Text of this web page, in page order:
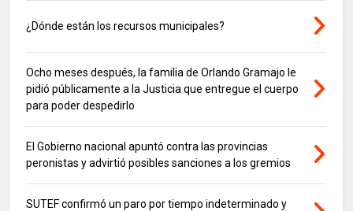
¿Dónde están los recursos municipales?
Ocho meses después, la familia de Orlando Gramajo le
pidió públicamente a la Justicia que entregue el cuerpo
para poder despedirlo
El Gobierno nacional apuntó contra las provincias
peronistas y advirtió posibles sanciones a los gremios
SUTEF confirmó un paro por tiempo indeterminado y